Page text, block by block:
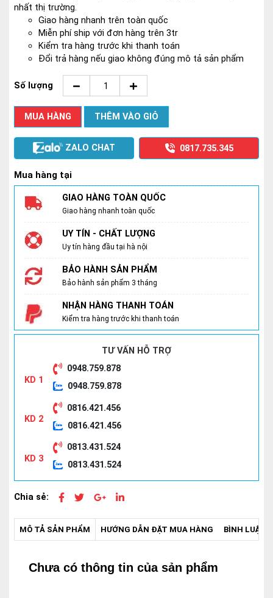
nhất thị trường.
Giao hàng nhanh trên toàn quốc
Miễn phí ship với đơn hàng trên 3tr
Kiểm tra hàng trước khi thanh toán
Đổi trả hàng nếu giao không đúng mô tả sản phẩm
Số lượng
MUA HÀNG THÊM VÀO GIỎ
ZALO CHAT 0817.735.345
Mua hàng tại
GIAO HÀNG TOÀN QUỐC
Giao hàng nhanh toàn quốc
UY TÍN - CHẤT LƯỢNG
Uy tín hàng đầu tại hà nội
BẢO HÀNH SẢN PHẨM
Bảo hành sản phẩm 3 tháng
NHẬN HÀNG THANH TOÁN
Kiểm tra hàng trước khi thanh toán
TƯ VẤN HỖ TRỢ
KD 1
0948.759.878
0948.759.878
KD 2
0816.421.456
0816.421.456
KD 3
0813.431.524
0813.431.524
Chia sẻ:
MÔ TẢ SẢN PHẨM HƯỚNG DẪN ĐẶT MUA HÀNG BÌNH LUẬN
Chưa có thông tin của sản phẩm